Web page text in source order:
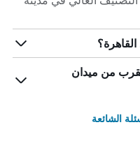
من ميدان
الشائعة